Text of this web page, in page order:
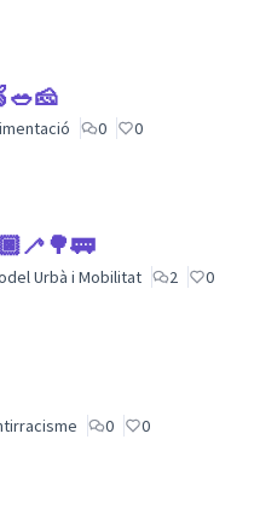
0 0
Urbà i Mobilitat 2 0
0 0